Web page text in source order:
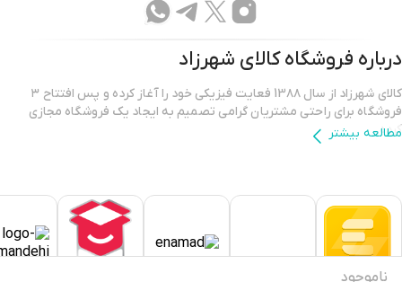
ناموجود
درباره فروشگاهکالای شهرزاد
کالای شهرزاد از سال 13۸۸ فعایت فیزیکی خود را آغاز کرده و پس افتتاح ۳
فروشگاه برای راحتی مشتریان گرامی تصمیم به ایجاد یک فروشگاه مجازی
کرده.
فروشگاه اینترنتی کالای شهرزاد؛ بررسی، انتخاب و خرید آنلاین یک خرید
اینترنتی مطمئن، نیازمند فروشگاهی است که بتواند کالاهایی متنوع، باکیفیت
و دارای قیمت مناسب را در مدت زمان ی کوتاه به دست مشتریان خود برساند و
ضمانت بازگشت کالا هم داشته باشد؛ ویژگی‌هایی که فروشگاه اینترنتی کالای
شهرزاد بر روی آن‌ها کار کرده و توانسته از این طریق مشتریان ثابت خود را در
مطالعه بیشتر